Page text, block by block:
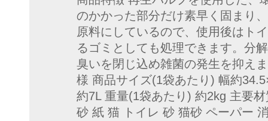
のかかった部分だけ素早く固まり
原料にしているので、使用後はト
るゴミとしても処理できます。分
臭いを閉じ込め雑菌の発生を抑え
様 商品サイズ(1袋あたり) 幅約
約7L 重量(1袋あたり) 約2kg 主要
砂 紙 猫 トイレ 砂 猫砂 ペーパー